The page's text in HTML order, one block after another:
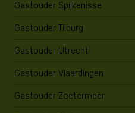
Gastouder Spijkenisse
Gastouder Tilburg
Gastouder Utrecht
Gastouder Vlaardingen
Gastouder Zoetermeer